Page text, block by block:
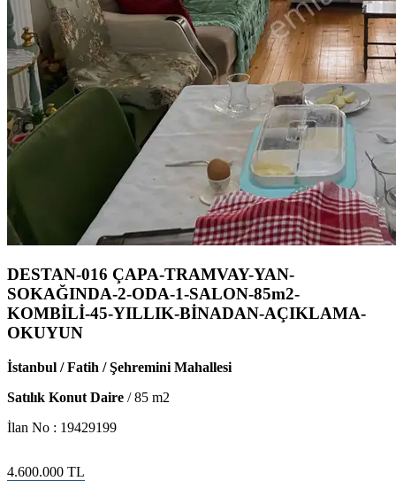
DESTAN-016 ÇAPA-TRAMVAY-YAN-
SOKAĞINDA-2-ODA-1-SALON-85m2-
KOMBİLİ-45-YILLIK-BİNADAN-AÇIKLAMA-
OKUYUN
İstanbul / Fatih / Şehremini Mahallesi
Satılık Konut Daire /85 m2
İlan No : 19429199
4.600.000 TL